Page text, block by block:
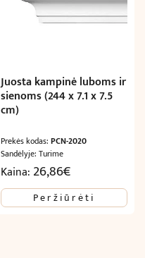
Juosta kampinė luboms ir
sienoms (244 x 7.1 x 7.5
cm)
Prekės kodas:PCN-2020
Sandėlyje: Turime
Kaina: 26,86€
Peržiūrėti